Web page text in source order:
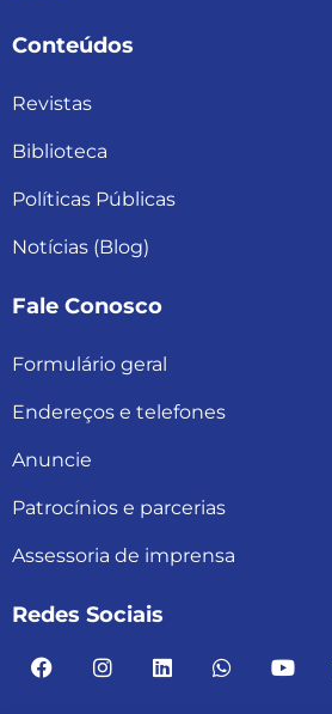
Conteúdos
Revistas
Biblioteca
Políticas Públicas
Notícias (Blog)
Fale Conosco
Formulário geral
Endereços e telefones
Anuncie
Patrocínios e parcerias
Assessoria de imprensa
Redes Sociais